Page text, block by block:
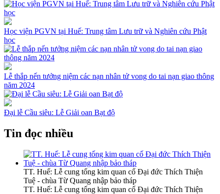
Học viện PGVN tại Huế: Trung tâm Lưu trữ và Nghiên cứu Phật
học
Lễ thắp nến tưởng niệm các nạn nhân tử vong do tai nạn giao thông
năm 2024
Đại lễ Cầu siêu: Lễ Giải oan Bạt độ
Tin đọc nhiều
TT. Huế: Lễ cung tống kim quan cố Đại đức Thích Thiện
Tuệ - chùa Từ Quang nhập bảo tháp
TT. Huế: Lễ cung tống kim quan cố Đại đức Thích Thiện